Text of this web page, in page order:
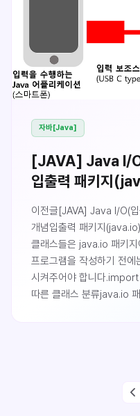
자바[Java]
[JAVA] Java I/
입출력 패키지
이전글[JAVA] Java I/O(
개념입출력 패키지
클래스들은 java.io 패키
프로그램을 작성하기 전
시켜주어야 합니다
따른 클래스 분류java.io
단위(크기)에 따라 분류할